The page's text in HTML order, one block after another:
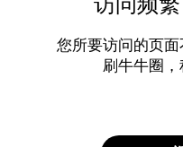
您所要访问的页
刷牛牛圈